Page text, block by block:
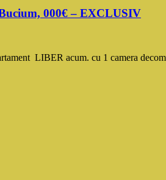
000€ – EXCLUSIV
LIBER acum. cu 1 camera